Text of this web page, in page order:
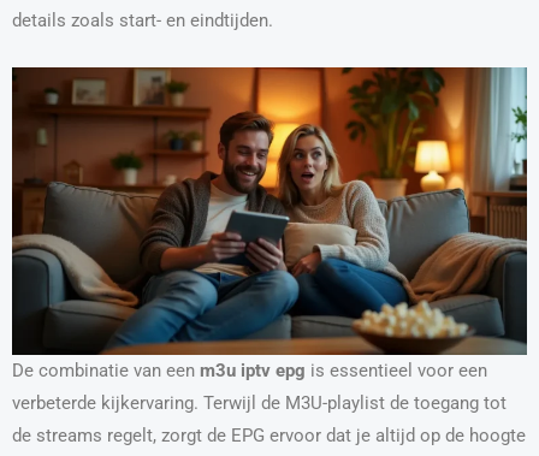
details zoals start- en eindtijden.
De combinatie van een m3u iptv epg is essentieel voor een
verbeterde kijkervaring. Terwijl de M3U-playlist de toegang tot
de streams regelt, zorgt de EPG ervoor dat je altijd op de hoogte